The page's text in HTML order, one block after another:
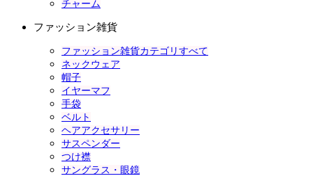
チャーム
ファッション雑貨
ファッション雑貨カテゴリすべて
ネックウェア
帽子
イヤーマフ
手袋
ベルト
ヘアアクセサリー
サスペンダー
つけ襟
サングラス・眼鏡